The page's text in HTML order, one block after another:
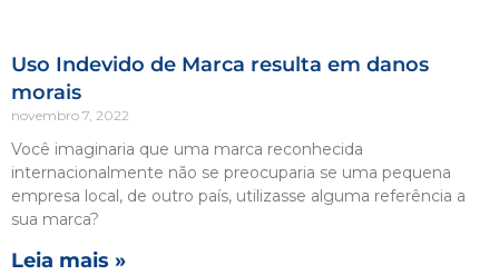
Uso Indevido de Marca resulta em danos
morais
novembro 7, 2022
Você imaginaria que uma marca reconhecida
internacionalmente não se preocuparia se uma pequena
empresa local, de outro país, utilizasse alguma referência a
sua marca?
Leia mais »